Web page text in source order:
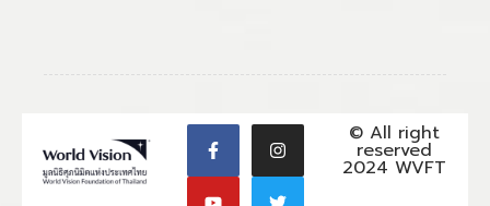
© All right
reserved
2024 WVFT